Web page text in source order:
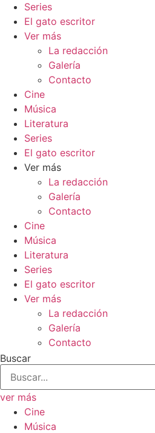
Series
El gato escritor
Ver más
La redacción
Galería
Contacto
Cine
Música
Literatura
Series
El gato escritor
Ver más
La redacción
Galería
Contacto
Cine
Música
Literatura
Series
El gato escritor
Ver más
La redacción
Galería
Contacto
Buscar
ver más
Cine
Música